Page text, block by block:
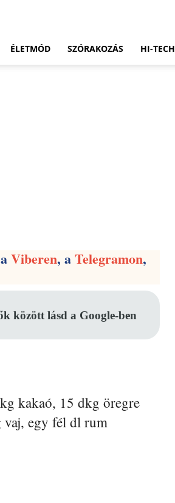
ÉLETMÓD SZÓRAKOZÁS HI-TECH
Viberen, aTelegramon,
között lásd a Google-ben
kakaó, 15 dkg öregre
vaj, egy fél dl rum